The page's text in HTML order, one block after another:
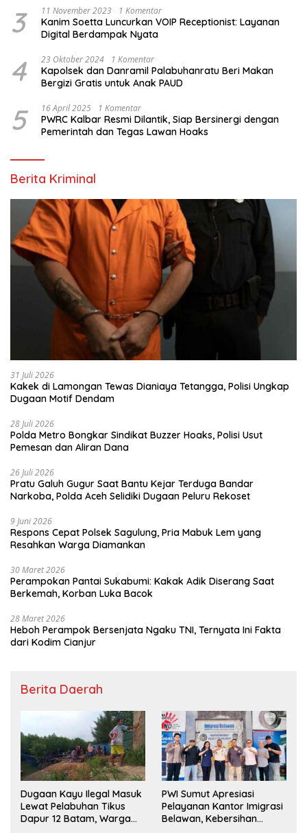
3 11 November 2023 1 Komentar
Kanim Soetta Luncurkan VOIP Receptionist: Layanan
Digital Berdampak Nyata
4 23 Oktober 2024 1 Komentar
Kapolsek dan Danramil Palabuhanratu Beri Makan
Bergizi Gratis untuk Anak PAUD
5 16 April 2025 1 Komentar
PWRC Kalbar Resmi Dilantik, Siap Bersinergi dengan
Pemerintah dan Tegas Lawan Hoaks
Berita Kriminal
31 Juli 2026
Kakek di Lamongan Tewas Dianiaya Tetangga, Polisi Ungkap
Dugaan Motif Dendam
28 Juli 2026
Polda Metro Bongkar Sindikat Buzzer Hoaks, Polisi Usut
Pemesan dan Aliran Dana
26 Juli 2026
Pratu Galuh Gugur Saat Bantu Kejar Terduga Bandar
Narkoba, Polda Aceh Selidiki Dugaan Peluru Rekoset
9 Juni 2026
Respons Cepat Polsek Sagulung, Pria Mabuk Lem yang
Resahkan Warga Diamankan
30 Maret 2026
Perampokan Pantai Sukabumi: Kakak Adik Diserang Saat
Berkemah, Korban Luka Bacok
28 Maret 2026
Heboh Perampok Bersenjata Ngaku TNI, Ternyata Ini Fakta
dari Kodim Cianjur
Berita Daerah
Dugaan Kayu Ilegal Masuk
Lewat Pelabuhan Tikus
Dapur 12 Batam, Warga
PWI Sumut Apresiasi
Pelayanan Kantor Imigrasi
Belawan, Kebersihan